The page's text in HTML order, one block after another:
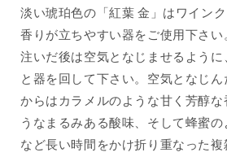
淡い琥珀色の「紅葉 金」はワイン
香りが立ちやすい器をご使用下さい
注いだ後は空気となじませるように
と器を回して下さい。空気となじん
からはカラメルのような甘く芳醇な
うなまるみある酸味、そして蜂蜜
など長い時間をかけ折り重なった